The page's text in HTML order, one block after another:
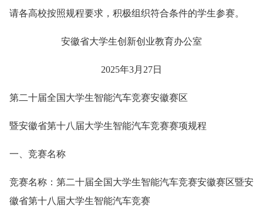
请各高校按照规程要求，积极组织符合条件的学生参赛。
安徽省大学生创新创业教育办公室
2025年3月27日
第二十届全国大学生智能汽车竞赛安徽赛区
暨安徽省第十八届大学生智能汽车竞赛赛项规程
一、竞赛名称
竞赛名称：第二十届全国大学生智能汽车竞赛安徽赛区暨安
徽省第十八届大学生智能汽车竞赛